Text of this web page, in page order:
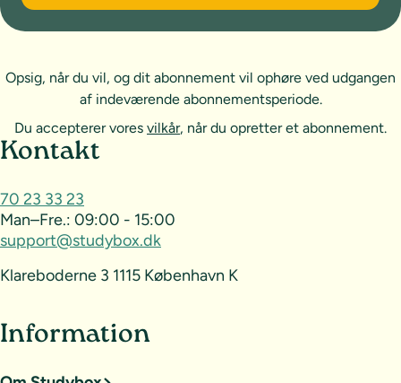
Opsig, når du vil, og dit abonnement vil ophøre ved udgangen
af indeværende abonnementsperiode.
Du accepterer vores vilkår, når du opretter et abonnement.
Sideoversigt og kontakt
Kontakt
70 23 33 23
Man–Fre.: 09:00 - 15:00
support@studybox.dk
Klareboderne 3 1115 København K
Information